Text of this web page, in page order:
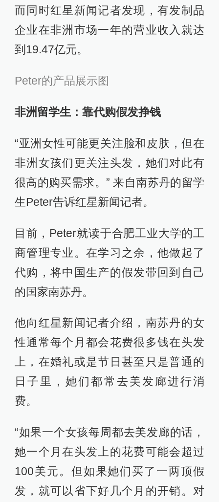
而同时红星新闻记者发现，有发制品
企业在非洲市场一年的营业收入就达
到19.47亿元。
Peter的产品展示图
非洲留学生：靠代购假发挣钱
“亚洲女性可能更关注脸和皮肤，但在
非洲女孩们更关注头发，她们对此有
很高的购买需求。” 来自南苏丹的留学
生Peter告诉红星新闻记者。
目前，Peter就读于合肥工业大学的工
商管理专业。在学习之余，他做起了
代购，将中国生产的假发带回到自己
的国家南苏丹。
他向红星新闻记者介绍，南苏丹的女
性通常每个月都会花费很多钱在头发
上，在婚礼或是节日甚至只是普通的
日子里，她们都常去美发廊进行消
费。
“如果一个女孩每周都去美发廊的话，
她一个月在头发上的花费可能会超过
100美元。但如果她们买了一两顶假
发，就可以省下好几个月的开销。对